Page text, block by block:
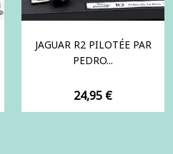
JAGUAR R2 PILOTÉE PAR
PEDRO...
Prix
24,95 €